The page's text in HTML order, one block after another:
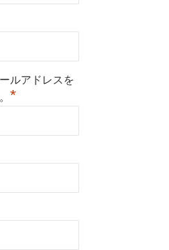
ルアドレスを
*